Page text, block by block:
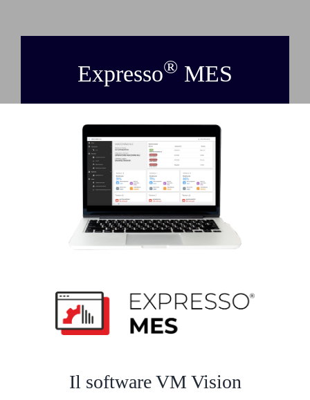
Expresso® MES
Il software VM Vision